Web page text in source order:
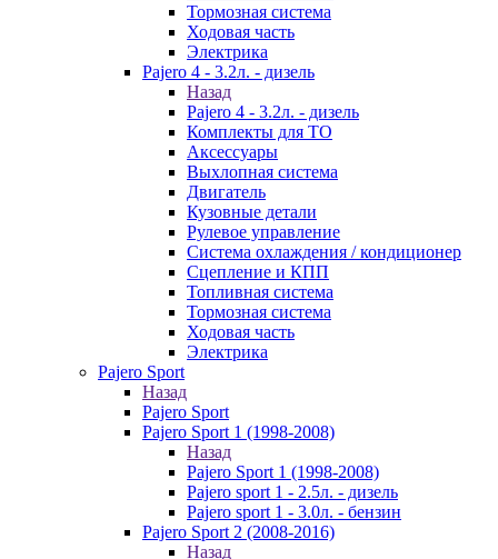
Тормозная система
Ходовая часть
Электрика
Pajero 4 - 3.2л. - дизель
Назад
Pajero 4 - 3.2л. - дизель
Комплекты для ТО
Аксессуары
Выхлопная система
Двигатель
Кузовные детали
Рулевое управление
Система охлаждения / кондиционер
Сцепление и КПП
Топливная система
Тормозная система
Ходовая часть
Электрика
Pajero Sport
Назад
Pajero Sport
Pajero Sport 1 (1998-2008)
Назад
Pajero Sport 1 (1998-2008)
Pajero sport 1 - 2.5л. - дизель
Pajero sport 1 - 3.0л. - бензин
Pajero Sport 2 (2008-2016)
Назад